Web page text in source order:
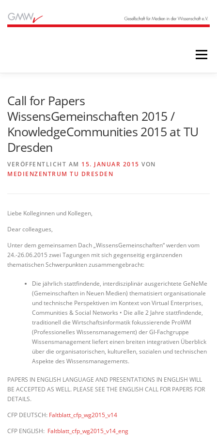
Inhalt
springen
Menü
ANGEBOTE ARCHIV
Call for Papers
WissensGemeinschaften 2015 /
KnowledgeCommunities 2015 at TU
Dresden
VERÖFFENTLICHT AM 15. JANUAR 2015 VON
MEDIENZENTRUM TU DRESDEN
Liebe Kolleginnen und Kollegen,
Dear colleagues,
Unter dem gemeinsamen Dach „WissensGemeinschaften“ werden vom
24.-26.06.2015 zwei Tagungen mit sich gegenseitig ergänzenden
thematischen Schwerpunkten zusammengebracht:
Die jährlich stattfindende, interdisziplinär ausgerichtete GeNeMe
(Gemeinschaften in Neuen Medien) thematisiert organisationale
und technische Perspektiven im Kontext von Virtual Enterprises,
Communities & Social Networks • Die alle 2 Jahre stattfindende,
traditionell die Wirtschaftsinformatik fokussierende ProWM
(Professionelles Wissensmanagement) der GI-Fachgruppe
Wissensmanagement liefert einen breiten integrativen Überblick
über die organisatorischen, kulturellen, sozialen und technischen
Aspekte des Wissensmanagements.
PAPERS IN ENGLISH LANGUAGE AND PRESENTATIONS IN ENGLISH WILL
BE ACCEPTED AS WELL. PLEASE SEE THE ENGLISH CALL FOR PAPERS FOR
DETAILS.
CFP DEUTSCH: Faltblatt_cfp_wg2015_v14
CFP ENGLISH: Faltblatt_cfp_wg2015_v14_eng